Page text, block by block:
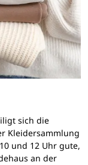
sich die
Kleidersammlung
und 12 Uhr gute,
an der